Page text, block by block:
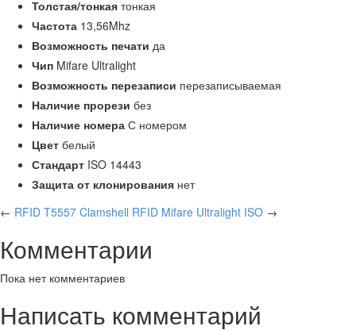
Толстая/тонкая тонкая
Частота 13,56Mhz
Возможность печати да
Чип Mifare Ultralight
Возможность перезаписи перезаписываемая
Наличие прорези без
Наличие номера С номером
Цвет белый
Стандарт ISO 14443
Защита от клонирования нет
← RFID T5557 Clamshell RFID Mifare Ultralight ISO →
Комментарии
Пока нет комментариев
Написать комментарий